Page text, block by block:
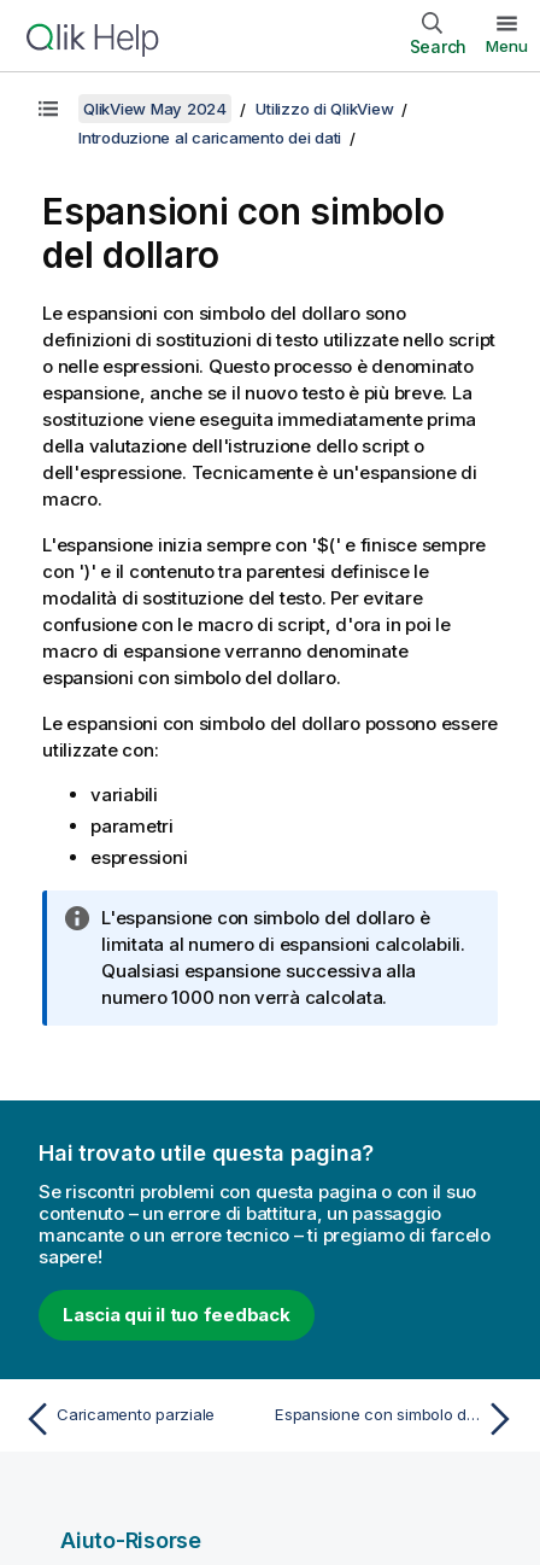
Search Menu
QlikView May 2024
Utilizzo di QlikView
Introduzione al caricamento dei dati
Espansioni con simbolo
del dollaro
Le espansioni con simbolo del dollaro sono
definizioni di sostituzioni di testo utilizzate nello script
o nelle espressioni. Questo processo è denominato
espansione, anche se il nuovo testo è più breve. La
sostituzione viene eseguita immediatamente prima
della valutazione dell'istruzione dello script o
dell'espressione. Tecnicamente è un'espansione di
macro.
L'espansione inizia sempre con '$(' e finisce sempre
con ')' e il contenuto tra parentesi definisce le
modalità di sostituzione del testo. Per evitare
confusione con le macro di script, d'ora in poi le
macro di espansione verranno denominate
espansioni con simbolo del dollaro.
Le espansioni con simbolo del dollaro possono essere
utilizzate con:
variabili
parametri
espressioni
N
o
t
a
o
m
a
t
i
a
L'espansione con simbolo del dollaro è
limitata al numero di espansioni calcolabili.
Qualsiasi espansione successiva alla
numero 1000 non verrà calcolata.
Hai trovato utile questa pagina?
Se riscontri problemi con questa pagina o con il suo
contenuto – un errore di battitura, un passaggio
mancante o un errore tecnico – ti pregiamo di farcelo
sapere!
Lascia qui il tuo feedback
Caricamento parziale Espansione con simbolo del dollaro con una variabile
Aiuto-Risorse